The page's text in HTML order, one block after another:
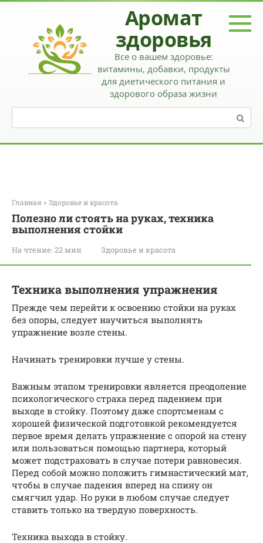
Перейти
Аромат
здоровья
Все о вашем здоровье:
витамины, добавки, продукты
для диетического питания и
здорового образа жизни
Поиск:
Главная » Здоровье и красота
Полезно ли стоять на руках, техника
выполнения стойки
На чтение: 22 мин Здоровье и красота
Техника выполнения упражнения
Прежде чем перейти к освоению стойки на руках
без опоры, следует научиться выполнять
упражнение возле стены.
Начинать тренировки лучше у стены.
Важным этапом тренировки является преодоление
психологического страха перед падением при
выходе в стойку. Поэтому даже спортсменам с
хорошей физической подготовкой рекомендуется
первое время делать упражнение с опорой на стену
или пользоваться помощью партнера, который
может подстраховать в случае потери равновесия.
Перед собой можно положить гимнастический мат,
чтобы в случае падения вперед на спину он
смягчил удар. Но руки в любом случае следует
ставить только на твердую поверхность.
Техника выхода в стойку.